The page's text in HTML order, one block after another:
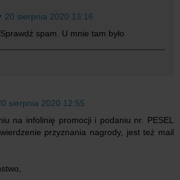
20 sierpnia 2020 13:16
spam. U mnie tam było
sierpnia 2020 12:55
na infolinię promocji i podaniu nr. PESEL
przyznania nagrody, jest też mail